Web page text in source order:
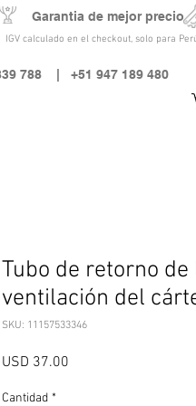
IGV calculado en el checkout, solo para
788 | +51 947 189 480
Garantia de mejor
Tubo de retorno
ventilación del
SKU: 11157533346
USD 37.00
Cantidad *